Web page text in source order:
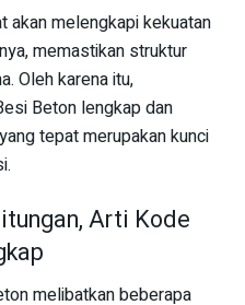
akan melengkapi kekuatan
memastikan struktur
Oleh karena itu,
Beton lengkap dan
tepat merupakan kunci
Arti Kode
melibatkan beberapa